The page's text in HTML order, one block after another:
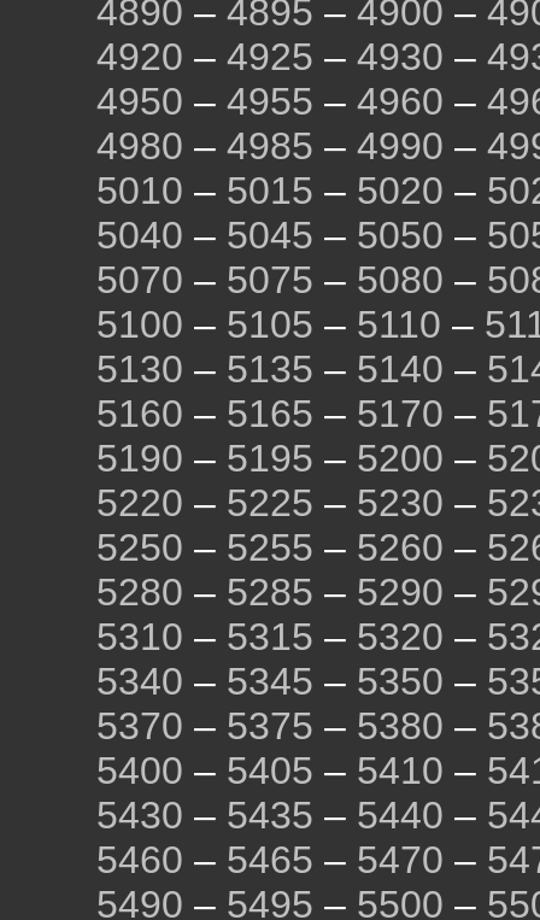
4890 – 4895 – 4900 –
4920 – 4925 – 4930 –
4950 – 4955 – 4960 –
4980 – 4985 – 4990 –
5010 – 5015 – 5020 –
5040 – 5045 – 5050 –
5070 – 5075 – 5080 –
5100 – 5105 – 5110 –
5130 – 5135 – 5140 –
5160 – 5165 – 5170 –
5190 – 5195 – 5200 –
5220 – 5225 – 5230 –
5250 – 5255 – 5260 –
5280 – 5285 – 5290 –
5310 – 5315 – 5320 –
5340 – 5345 – 5350 –
5370 – 5375 – 5380 –
5400 – 5405 – 5410 –
5430 – 5435 – 5440 –
5460 – 5465 – 5470 –
5490 – 5495 – 5500 –